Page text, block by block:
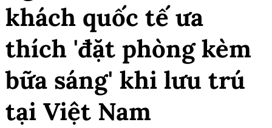
khách quốc tế ưa
thích 'đặt phòng kèm
bữa sáng' khi lưu trú
tại Việt Nam